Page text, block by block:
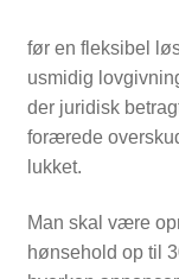
før en fleksibel
usmidig
der juridisk
forærede
lukket.
Man skal være
hønsehold op til